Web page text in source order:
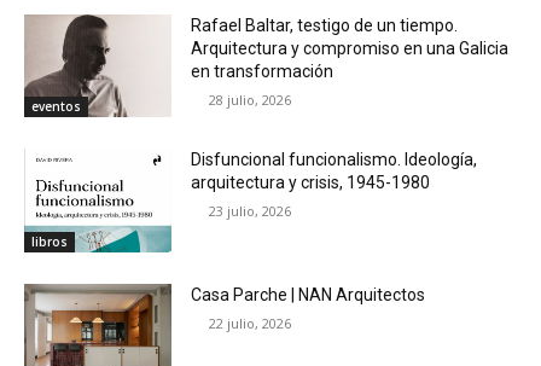
eventos
Rafael Baltar, testigo de un tiempo.
Arquitectura y compromiso en una Galicia
en transformación
28 julio, 2026
libros
Disfuncional funcionalismo. Ideología,
arquitectura y crisis, 1945-1980
23 julio, 2026
Casa Parche | NAN Arquitectos
22 julio, 2026